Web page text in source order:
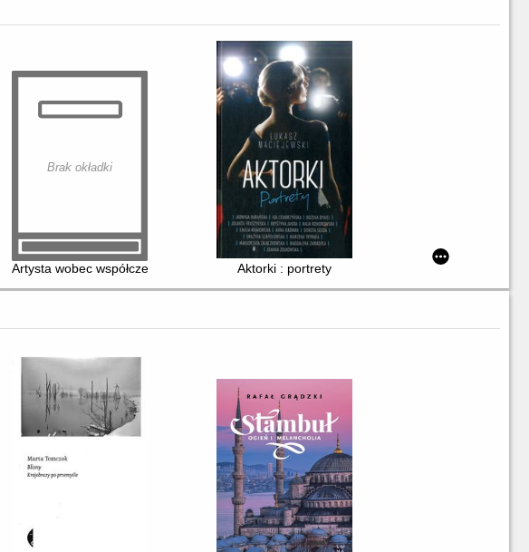
Brak okładki
Artysta wobec współczesności : o Zanussim inniAktorki : portrety